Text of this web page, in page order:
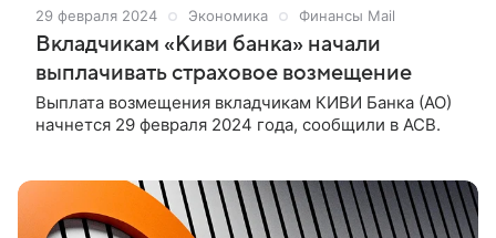
29 февраля 2024 Экономика Финансы Mail
Вкладчикам «Киви банка» начали
выплачивать страховое возмещение
Выплата возмещения вкладчикам КИВИ Банка (АО)
начнется 29 февраля 2024 года, сообщили в АСВ.